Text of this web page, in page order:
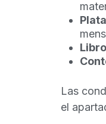
Las
el